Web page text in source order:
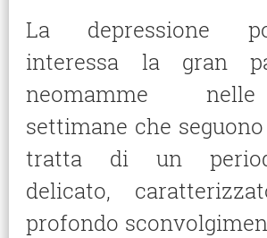
La depressione
interessa la gran
neomamme
settimane che
tratta di un
delicato,
profondo